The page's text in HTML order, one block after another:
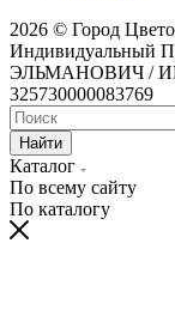
2026 © Город
Индивидуальный
ЭЛЬМАНОВИЧ /
325730000083769
Найти
Каталог
По всему сайту
По каталогу